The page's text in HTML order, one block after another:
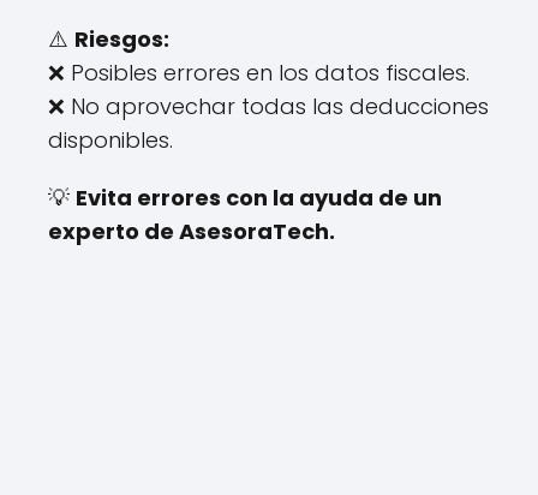
⚠️ Riesgos:
❌ Posibles errores en los datos fiscales.
❌ No aprovechar todas las deducciones
disponibles.
💡 Evita errores con la ayuda de un
experto de AsesoraTech.